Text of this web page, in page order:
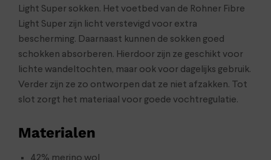
Light Super sokken. Het voetbed van de Rohner Fibre
Light Super zijn licht verstevigd voor extra
bescherming. Daarnaast kunnen de sokken goed
schokken absorberen. Hierdoor zijn ze geschikt voor
lichte wandeltochten, maar ook voor dagelijks gebruik.
Verder zijn ze zo ontworpen dat ze niet afzakken. Tot
slot zorgt het materiaal voor goede vochtregulatie.
Materialen